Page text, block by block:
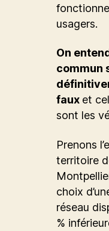
usagers.
On
commun
faux et
sont les
Prenons
territoire
choix
réseau
%